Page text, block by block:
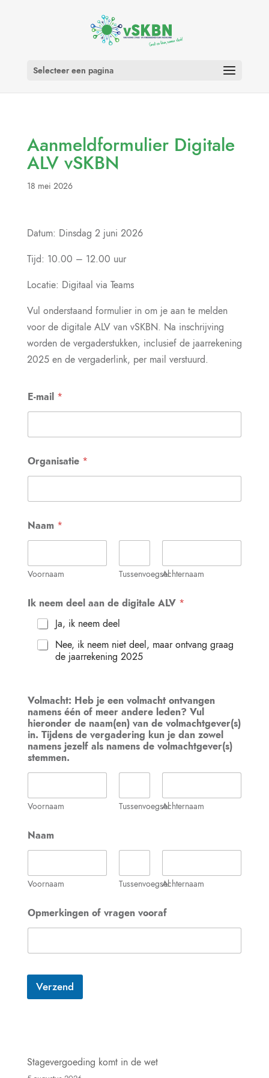
Selecteer een pagina
Aanmeldformulier Digitale
ALV vSKBN
18 mei 2026
Datum: Dinsdag 2 juni 2026
Tijd: 10.00 – 12.00 uur
Locatie: Digitaal via Teams
Vul onderstaand formulier in om je aan te melden
voor de digitale ALV van vSKBN. Na inschrijving
worden de vergaderstukken, inclusief de jaarrekening
2025 en de vergaderlink, per mail verstuurd.
E-mail *
Organisatie *
Naam *
Voornaam TussenvoegselAchternaam
Ik neem deel aan de digitale ALV *
Ja, ik neem deel
Nee, ik neem niet deel, maar ontvang graag
de jaarrekening 2025
Volmacht: Heb je een volmacht ontvangen
namens één of meer andere leden? Vul
hieronder de naam(en) van de volmachtgever(s)
in. Tijdens de vergadering kun je dan zowel
namens jezelf als namens de volmachtgever(s)
stemmen.
Voornaam TussenvoegselAchternaam
Naam
Voornaam TussenvoegselAchternaam
o
l
a
h
:
n
Opmerkingen of vragen vooraf
Verzend
Stagevergoeding komt in de wet